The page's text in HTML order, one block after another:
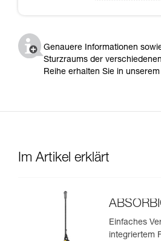
Genauere Informationen
Sturzraums der
Reihe erhalten Sie in
Im Artikel erklärt
Einfaches
integriertem